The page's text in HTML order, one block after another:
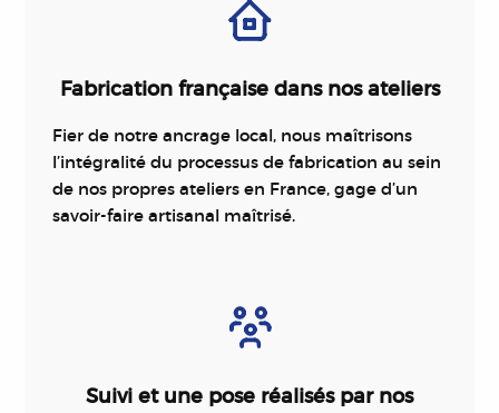
Fabrication française dans nos ateliers
Fier de notre ancrage local, nous maîtrisons
l’intégralité du processus de fabrication au sein
de nos propres ateliers en France, gage d’un
savoir-faire artisanal maîtrisé.
Suivi et une pose réalisés par nos